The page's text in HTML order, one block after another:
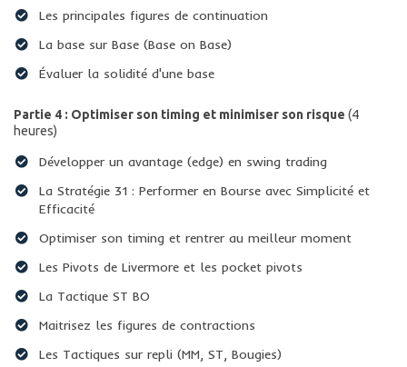
​Les principales figures de continuation
​La base sur Base (Base on Base)
​Évaluer la solidité d'une base
Partie 4 : Optimiser son timing et minimiser son risque (4
heures)
Développer un avantage (edge) en swing trading
La Stratégie 31 : Performer en Bourse avec Simplicité et
Efficacité
Optimiser son timing et rentrer au meilleur moment
​Les Pivots de Livermore et les pocket pivots
​La Tactique ST BO
​Maitrisez les figures de contractions
​Les Tactiques sur repli (MM, ST, Bougies)